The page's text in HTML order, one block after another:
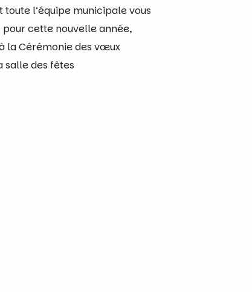
toute l’équipe municipale vous
cette nouvelle année,
la Cérémonie des vœux
salle des fêtes